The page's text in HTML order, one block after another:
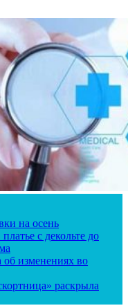
на осень
с декольте до
об изменениях во
раскрыла